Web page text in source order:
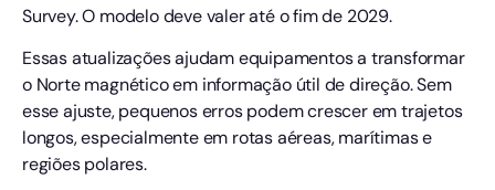
Survey. O modelo deve valer até o fim de 2029.
Essas atualizações ajudam equipamentos a transformar
o Norte magnético em informação útil de direção. Sem
esse ajuste, pequenos erros podem crescer em trajetos
longos, especialmente em rotas aéreas, marítimas e
regiões polares.